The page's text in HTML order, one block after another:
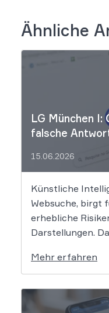
Ähnliche
LG München
falsche
15.06.2026
Künstliche
Websuche, birgt
erhebliche
Darstellungen.
rechtliche
automatisierten
falsche
unmittelbare
Mehr erfahren